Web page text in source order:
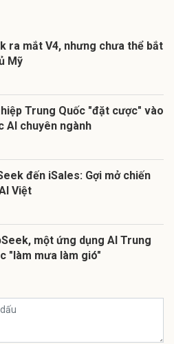
ra mắt V4, nhưng chưa thể bắt
Mỹ
Trung Quốc "đặt cược" vào
AI chuyên ngành
đến iSales: Gợi mở chiến
Việt
một ứng dụng AI Trung
"làm mưa làm gió"